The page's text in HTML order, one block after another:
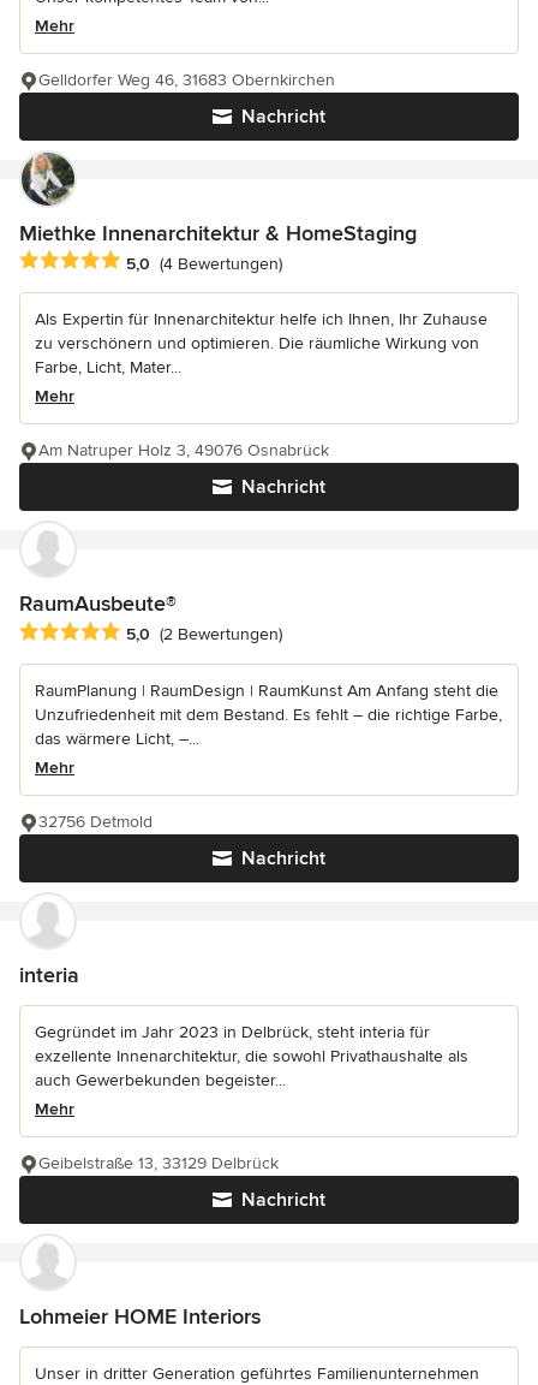
Mehr
Nachricht
Gelldorfer Weg 46, 31683 Obernkirchen
Miethke Innenarchitektur & HomeStaging
Durchschnittliche Bewertung: 5 von 5 Sternen
5,0 (4 Bewertungen)
Als Expertin für Innenarchitektur helfe ich Ihnen, Ihr Zuhause
zu verschönern und optimieren. Die räumliche Wirkung von
Farbe, Licht, Mater...
Mehr
Nachricht
Am Natruper Holz 3, 49076 Osnabrück
RaumAusbeute®
Durchschnittliche Bewertung: 5 von 5 Sternen
5,0 (2 Bewertungen)
RaumPlanung | RaumDesign | RaumKunst Am Anfang steht die
Unzufriedenheit mit dem Bestand. Es fehlt – die richtige Farbe,
das wärmere Licht, –...
Mehr
Nachricht
32756 Detmold
interia
Gegründet im Jahr 2023 in Delbrück, steht interia für
exzellente Innenarchitektur, die sowohl Privathaushalte als
auch Gewerbekunden begeister...
Mehr
Nachricht
Geibelstraße 13, 33129 Delbrück
Lohmeier HOME Interiors
Unser in dritter Generation geführtes Familienunternehmen